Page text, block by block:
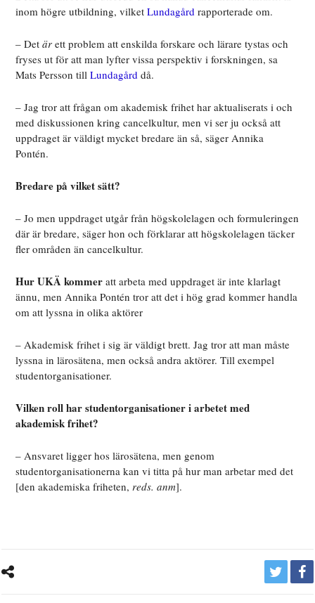
inom högre utbildning, vilketLundagårdrapporterade om.
– Detärett problem att enskilda forskare och lärare tystas och
fryses ut för att man lyfter vissa perspektiv i forskningen, sa
Mats Persson tillLundagårddå.
– Jag tror att frågan om akademisk frihet har aktualiserats i och
med diskussionen kring cancelkultur, men vi ser ju också att
uppdraget är väldigt mycket bredare än så, säger Annika
Pontén.
Bredare på vilket sätt?
– Jo men uppdraget utgår från högskolelagen ochformuleringen
därär bredare, säger hon och förklarar att högskolelagen täcker
fler områden än cancelkultur.
Hur UKÄ kommer att arbeta med uppdraget är inte klarlagt
ännu, men Annika Pontén tror att det i hög grad kommer handla
om att lyssna in olika aktörer
– Akademisk frihet i sig är väldigt brett. Jag tror att man måste
lyssna in lärosätena, men också andra aktörer. Till exempel
studentorganisationer.
Vilken roll har studentorganisationer i arbetet med
akademisk frihet?
– Ansvaret ligger hos lärosätena, men genom
studentorganisationerna kan vi titta på hur man arbetar med det
[den akademiska friheten,reds. anm].